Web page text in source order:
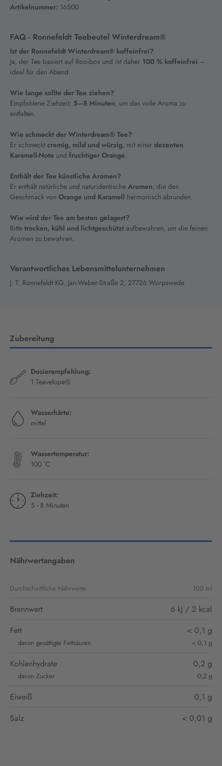
Artikelnummer: 16500
FAQ - Ronnefeldt Teebeutel Winterdream®
Ist der Ronnefeldt Winterdream® koffeinfrei?
Ja, der Tee basiert auf Rooibos und ist daher 100 % koffeinfrei –
ideal für den Abend.
Wie lange sollte der Tee ziehen?
Empfohlene Ziehzeit: 5–8 Minuten, um das volle Aroma zu
entfalten.
Wie schmeckt der Winterdream® Tee?
Er schmeckt cremig, mild und würzig, mit einer dezenten
Karamell-Note und fruchtiger Orange.
Enthält der Tee künstliche Aromen?
Er enthält natürliche und naturidentische Aromen, die den
Geschmack von Orange und Karamell harmonisch abrunden.
Wie wird der Tee am besten gelagert?
Bitte trocken, kühl und lichtgeschützt aufbewahren, um die feinen
Aromen zu bewahren.
Verantwortliches Lebensmittelunternehmen
J. T. Ronnefeldt KG, Jan-Weber-Straße 2, 27726 Worpswede
Zubereitung
Dosierempfehlung:
1 Teavelope®
Wasserhärte:
mittel
Wassertemperatur:
100 °C
Ziehzeit:
5 - 8 Minuten
Nährwertangaben
Durchschnittliche Nährwerte 100 ml
Brennwert
6 kJ / 2 kcal
Fett
< 0,1 g
davon gesättigte Fettsäuren < 0,1 g
Kohlenhydrate 0,2 g
davon Zucker 0,2 g
Eiweiß
0,1 g
Salz
< 0,01 g